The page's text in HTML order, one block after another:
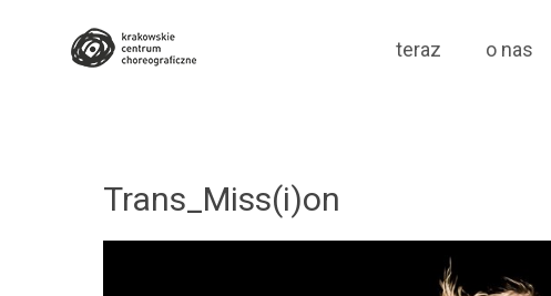
Krakowskie
to
teraz o nas
Trans_Miss(i)on